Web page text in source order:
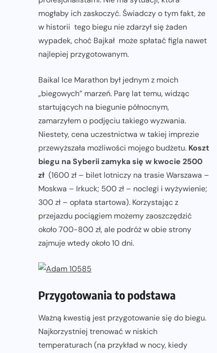
mogłaby ich zaskoczyć. Świadczy o tym fakt, że
w historii tego biegu nie zdarzył się żaden
wypadek, choć Bajkał może spłatać figla nawet
najlepiej przygotowanym.
Baikal Ice Marathon był jednym z moich
„biegowych” marzeń. Parę lat temu, widząc
startujących na biegunie północnym,
zamarzyłem o podjęciu takiego wyzwania.
Niestety, cena uczestnictwa w takiej imprezie
przewyższała możliwości mojego budżetu. Koszt
biegu na Syberii zamyka się w kwocie 2500
zł (1600 zł – bilet lotniczy na trasie Warszawa –
Moskwa – Irkuck; 500 zł – noclegi i wyżywienie;
300 zł – opłata startowa). Korzystając z
przejazdu pociągiem możemy zaoszczędzić
około 700-800 zł, ale podróż w obie strony
zajmuje wtedy około 10 dni.
Przygotowania to podstawa
Ważną kwestią jest przygotowanie się do biegu.
Najkorzystniej trenować w niskich
temperaturach (na przykład w nocy, kiedy